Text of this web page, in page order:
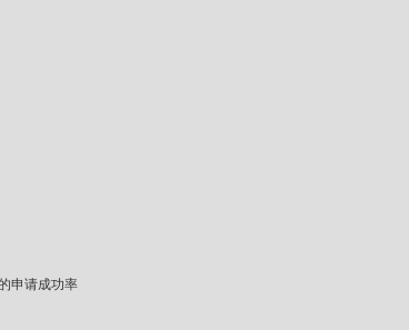
申请成功率